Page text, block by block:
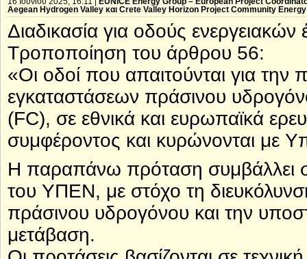
Aegean Hydrogen Valley και Crete Valley Horizon Project Community
Διαδικασία για οδούς ενεργειακών
Τροποποίηση του άρθρου 56:
«Οι οδοί που απαιτούνται για
εγκαταστάσεων πράσινου
(FC), σε εθνικά και ευρωπαϊκά
συμφέροντος και κυρώνονται με
H παραπάνω πρόταση συμβάλλει
του ΥΠΕΝ, με στόχο τη
πράσινου υδρογόνου και την
μετάβαση.